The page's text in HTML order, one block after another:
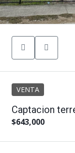
VENTA
Captacion
$643,000